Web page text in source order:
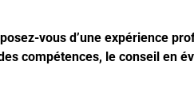
vous d’une expérience
compétences, le conseil en